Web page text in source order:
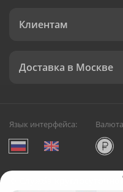
Клиентам
Доставка в Москве
Язык интерфейса:
Служба